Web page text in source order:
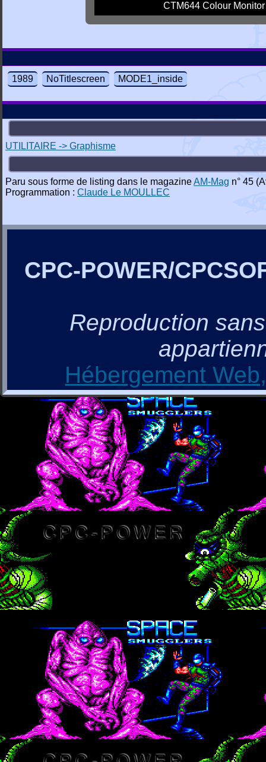
CTM644 Colour Monitor
1989 NoTitlescreen MODE1_inside
UTILITAIRE -> Graphisme
Paru sous forme de listing dans le magazineAM-Mag n° 45
Programmation : Claude Le MOULLEC
CPC-POWER/
Reproduction
Hébergement